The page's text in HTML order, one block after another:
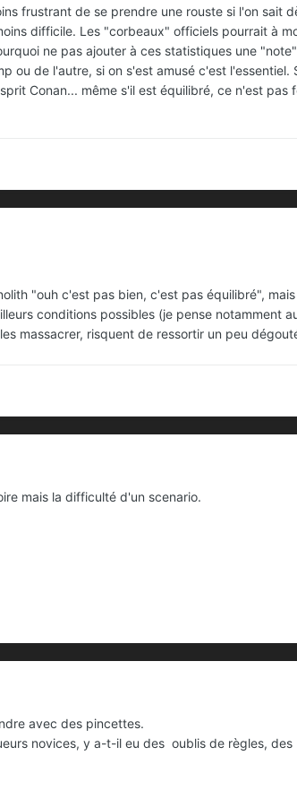
frustrant de se prendre une rouste si l'on sait
difficile. Les "corbeaux" officiels pourrait à
ne pas ajouter à ces statistiques une
ou de l'autre, si on s'est amusé c'est
Conan... même s'il est équilibré, ce n'est pas
"ouh c'est pas bien, c'est pas équilibré",
conditions possibles (je pense notamment
massacrer, risquent de ressortir un peu
mais la difficulté d'un scenario.
avec des pincettes.
novices, y a-t-il eu des oublis de règles,